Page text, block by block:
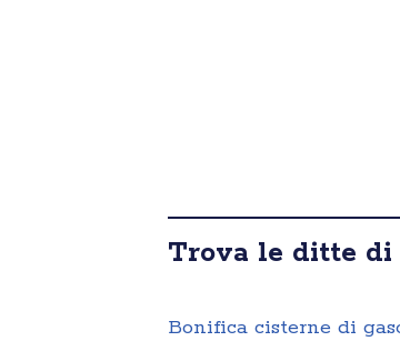
Trova le ditte di
Bonifica cisterne di